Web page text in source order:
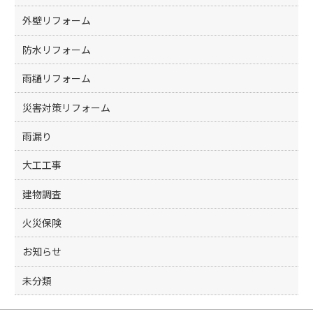
外壁リフォーム
防水リフォーム
雨樋リフォーム
災害対策リフォーム
雨漏り
大工工事
建物調査
火災保険
お知らせ
未分類